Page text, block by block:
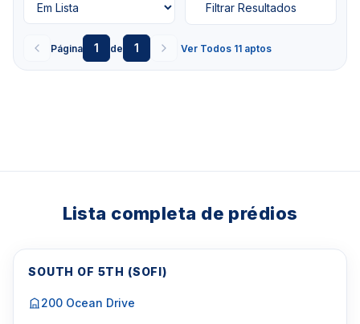
Página 1 de 1 Ver Todos 11 aptos
Filtrar Resultados
Lista completa de prédios
SOUTH OF 5TH (SOFI)
200 Ocean Drive